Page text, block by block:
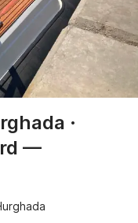
·
—